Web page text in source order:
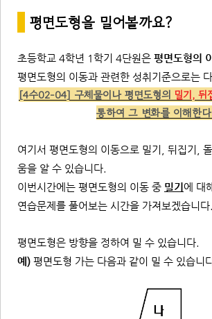
평면도형을 밀어볼까요?
초등학교 4학년 1학기 4단원은 평면도형의
평면도형의 이동과 관련한 성취기준으로는
[4수02-04] 구체물이나 평면도형의 밀기, 뒤
통하여 그 변화를 이해한
여기서 평면도형의 이동으로 밀기, 뒤집기,
움을 알 수 있습니다.
이번시간에는 평면도형의 이동 중 밀기 에 대
연습문제를 풀어보는 시간을 가져보겠습니다.
평면도형은 방향을 정하여 밀 수 있습니다.
예) 평면도형 가는 다음과 같이 밀 수 있습니